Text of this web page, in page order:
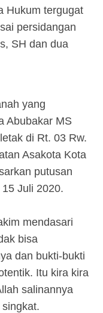
Hukum tergugat
persidangan
SH dan dua
yang
Abubakar MS
di Rt. 03 Rw.
Asakota Kota
putusan
Juli 2020.
mendasari
bisa
dan bukti-bukti
Itu kira kira
salinannya